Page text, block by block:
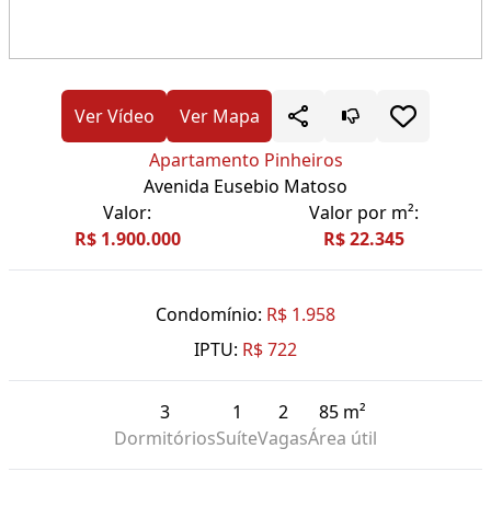
Ver Vídeo
Ver Mapa
Apartamento Pinheiros
Avenida Eusebio Matoso
Valor:
R$ 1.900.000
Valor por m²:
R$ 22.345
Condomínio: R$ 1.958
IPTU: R$ 722
3
Dormitórios
1
Suíte
2
Vagas
85 m²
Área útil